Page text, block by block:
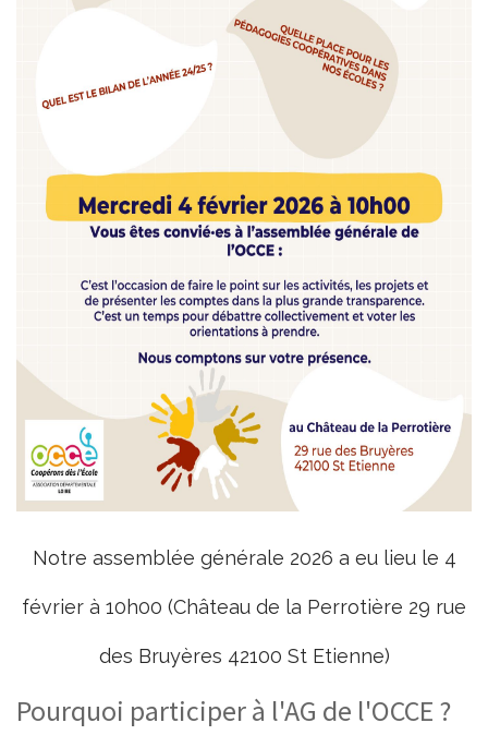
Notre assemblée générale 2026 a eu lieu le 4
février à 10h00 (Château de la Perrotière 29 rue
des Bruyères 42100 St Etienne)
Pourquoi participer à l'AG de l'OCCE ?